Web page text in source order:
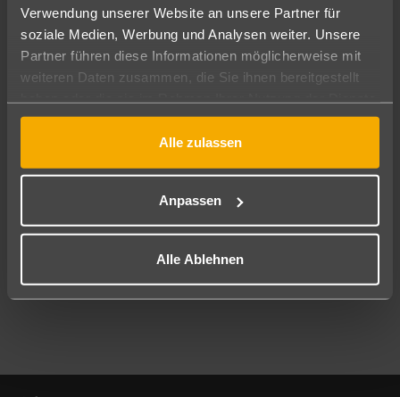
Verwendung unserer Website an unsere Partner für
soziale Medien, Werbung und Analysen weiter. Unsere
Partner führen diese Informationen möglicherweise mit
weiteren Daten zusammen, die Sie ihnen bereitgestellt
gesammelt haben.
Alle zulassen
Anpassen
Alle Ablehnen
Abflughafen
Alle Abflughäfen
11.08.26–09.08.27 7-21 Nächte
Mehr Filter anzeigen